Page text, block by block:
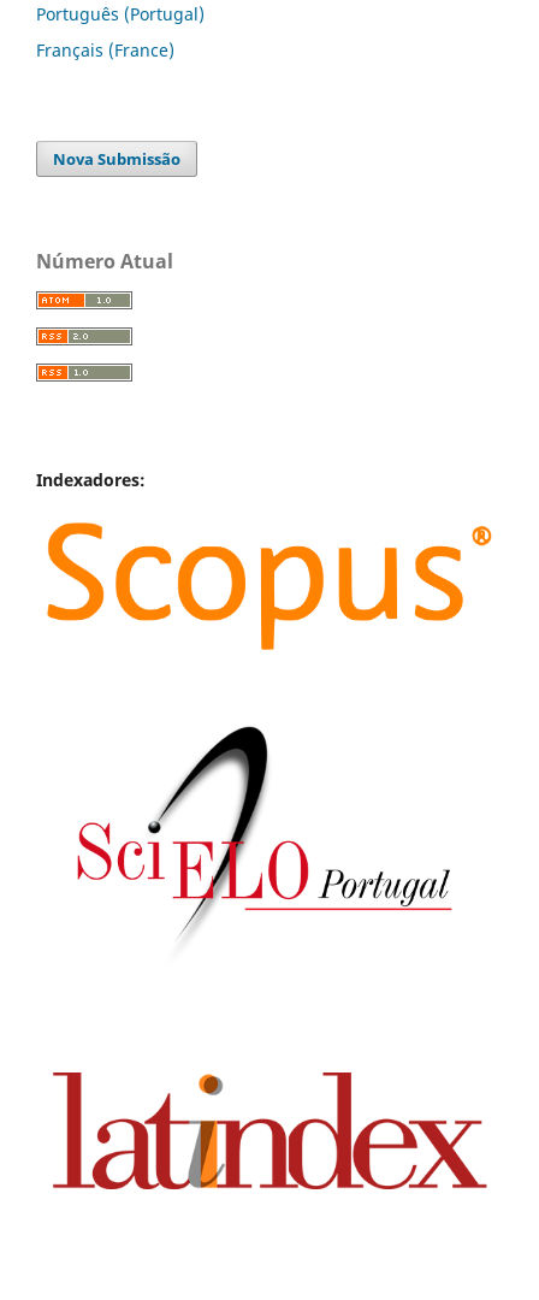
Português (Portugal)
Français (France)
Nova Submissão
Número Atual
Indexadores: